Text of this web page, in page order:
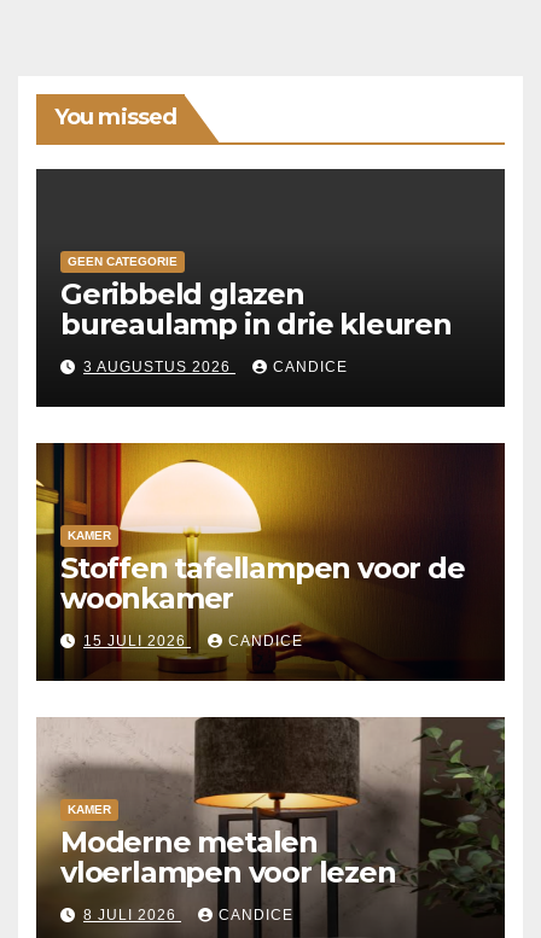
You missed
GEEN CATEGORIE
Geribbeld glazen
bureaulamp in drie kleuren
3 AUGUSTUS 2026 CANDICE
KAMER
Stoffen tafellampen voor de
woonkamer
15 JULI 2026 CANDICE
KAMER
Moderne metalen
vloerlampen voor lezen
8 JULI 2026 CANDICE